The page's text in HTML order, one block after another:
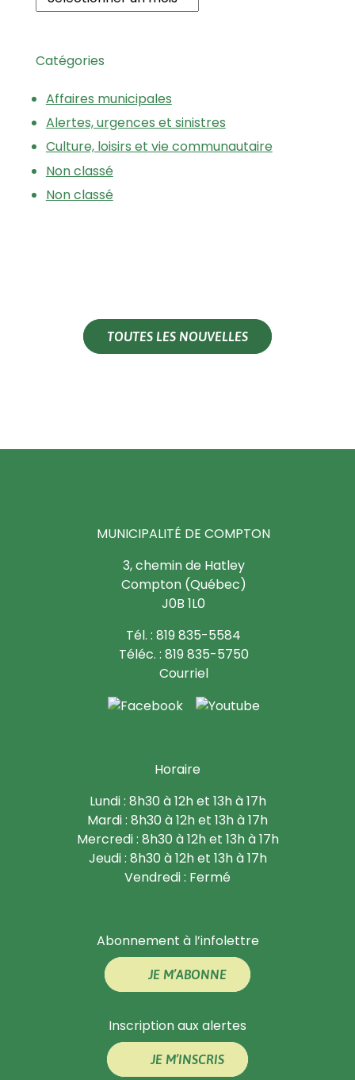
Catégories
Affaires municipales
Alertes, urgences et sinistres
Culture, loisirs et vie communautaire
Non classé
Non classé
TOUTES LES NOUVELLES
MUNICIPALITÉ DE COMPTON
3, chemin de Hatley
Compton (Québec)
J0B 1L0
Tél. : 819 835-5584
Téléc. : 819 835-5750
Courriel
Horaire
Lundi : 8h30 à 12h et 13h à 17h
Mardi : 8h30 à 12h et 13h à 17h
Mercredi : 8h30 à 12h et 13h à 17h
Jeudi : 8h30 à 12h et 13h à 17h
Vendredi : Fermé
Abonnement à l’infolettre
JE M’ABONNE
Inscription aux alertes
JE M’INSCRIS